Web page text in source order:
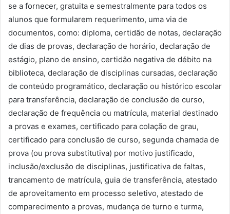
se a fornecer, gratuita e semestralmente para todos os
alunos que formularem requerimento, uma via de
documentos, como: diploma, certidão de notas, declaração
de dias de provas, declaração de horário, declaração de
estágio, plano de ensino, certidão negativa de débito na
biblioteca, declaração de disciplinas cursadas, declaração
de conteúdo programático, declaração ou histórico escolar
para transferência, declaração de conclusão de curso,
declaração de frequência ou matrícula, material destinado
a provas e exames, certificado para colação de grau,
certificado para conclusão de curso, segunda chamada de
prova (ou prova substitutiva) por motivo justificado,
inclusão/exclusão de disciplinas, justificativa de faltas,
trancamento de matrícula, guia de transferência, atestado
de aproveitamento em processo seletivo, atestado de
comparecimento a provas, mudança de turno e turma,